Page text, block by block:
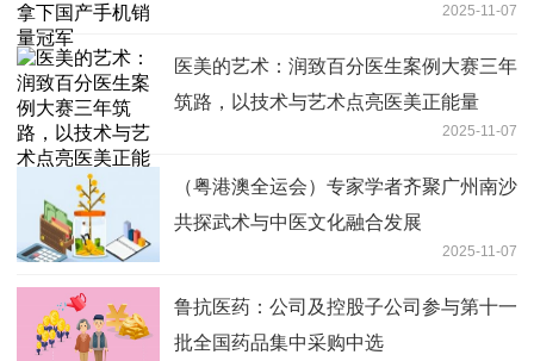
2025-11-07
医美的艺术：润致百分医生案例大赛三年
筑路，以技术与艺术点亮医美正能量
2025-11-07
（粤港澳全运会）专家学者齐聚广州南沙
共探武术与中医文化融合发展
2025-11-07
鲁抗医药：公司及控股子公司参与第十一
批全国药品集中采购中选